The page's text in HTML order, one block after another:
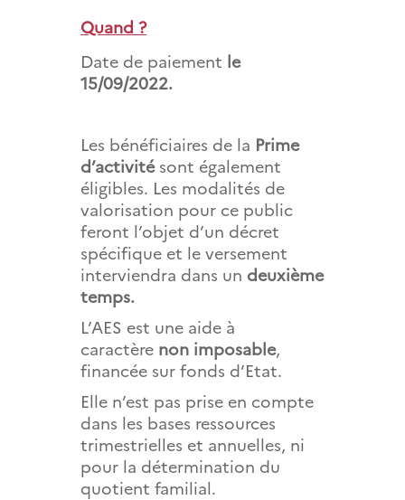
Quand ?
Date de paiement le
15/09/2022.
Les bénéficiaires de la Prime
d’activitésont également
éligibles. Les modalités de
valorisation pour ce public
feront l’objet d’un décret
spécifique et le versement
interviendra dans un deuxième
temps.
L’AES est une aide à
caractère non imposable,
financée sur fonds d’Etat.
Elle n’est pas prise en compte
dans les bases ressources
trimestrielles et annuelles, ni
pour la détermination du
quotient familial.